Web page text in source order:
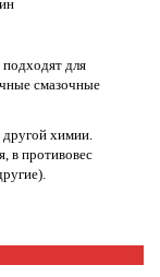
для
смазочные
другой химии.
в противовес